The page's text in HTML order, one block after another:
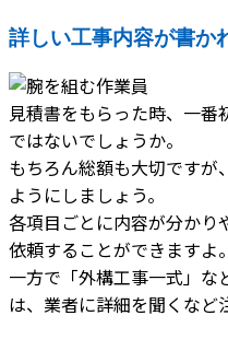
詳しい工事内容が書か
見積書をもらった時、一
ではないでしょうか。
もちろん総額も大切ですが
ようにしましょう。
各項目ごとに内容が分かり
依頼することができますよ。
一方で「外構工事一式」な
は、業者に詳細を聞くなど